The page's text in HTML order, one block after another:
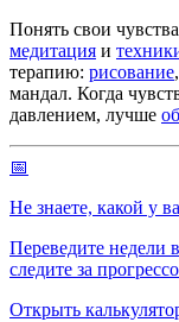
Понять свои
медитация и
терапию: рисование,
мандал. Когда
давлением, лучше
📅
Не знаете, какой у
Переведите недели
следите за
Открыть